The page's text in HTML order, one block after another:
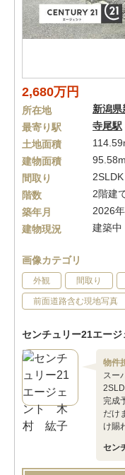
2,680万円
所在地 新潟県
最寄り駅
寺尾駅
土地面積
建物面積
間取り
2SLDK
階数
2階建
築年月
2026
建物現況
建築中
画像カテゴリ
外観 間取り
前面道路含む現地写真
センチュリー21エージ
物件
スー
完成
だけ
け賜
セン